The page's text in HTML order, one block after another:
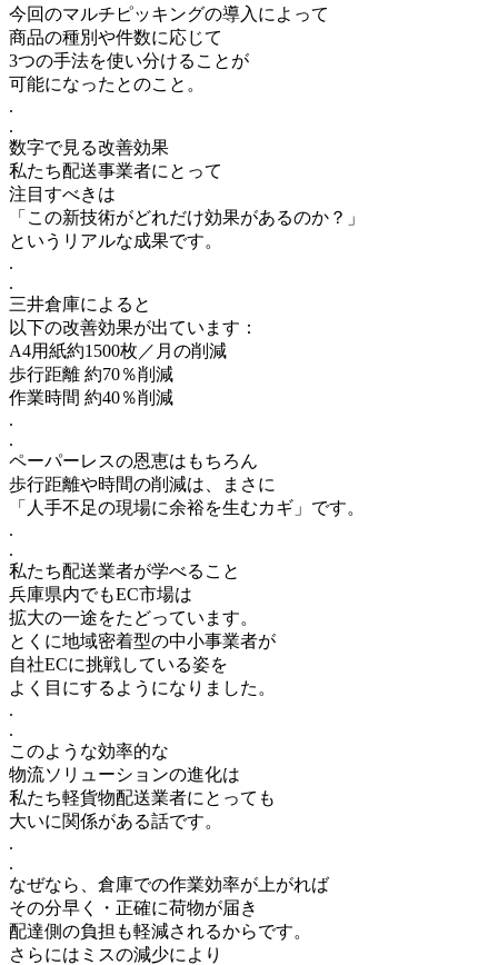
今回のマルチピッキングの導入によって
商品の種別や件数に応じて
3つの手法を使い分けることが
可能になったとのこと。
.
.
数字で見る改善効果
私たち配送事業者にとって
注目すべきは
「この新技術がどれだけ効果があるのか？」
というリアルな成果です。
.
.
三井倉庫によると
以下の改善効果が出ています：
A4用紙約1500枚／月の削減
歩行距離 約70％削減
作業時間 約40％削減
.
.
ペーパーレスの恩恵はもちろん
歩行距離や時間の削減は、まさに
「人手不足の現場に余裕を生むカギ」です。
.
.
私たち配送業者が学べること
兵庫県内でもEC市場は
拡大の一途をたどっています。
とくに地域密着型の中小事業者が
自社ECに挑戦している姿を
よく目にするようになりました。
.
.
このような効率的な
物流ソリューションの進化は
私たち軽貨物配送業者にとっても
大いに関係がある話です。
.
.
なぜなら、倉庫での作業効率が上がれば
その分早く・正確に荷物が届き
配達側の負担も軽減されるからです。
さらにはミスの減少により